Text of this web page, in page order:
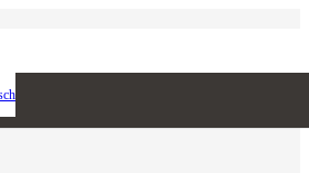
WELLNESS